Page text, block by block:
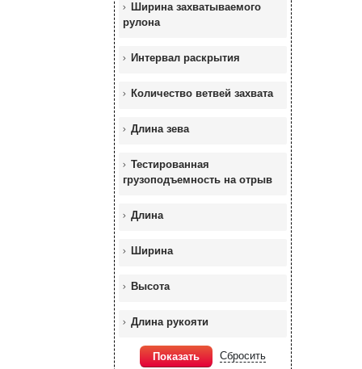
Ширина захватываемого
рулона
Интервал раскрытия
Количество ветвей захвата
Длина зева
Тестированная
грузоподъемность на отрыв
Длина
Ширина
Высота
Длина рукояти
Показать Сбросить